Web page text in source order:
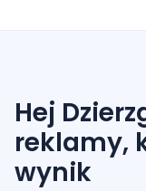
Hej
reklamy,
wynik